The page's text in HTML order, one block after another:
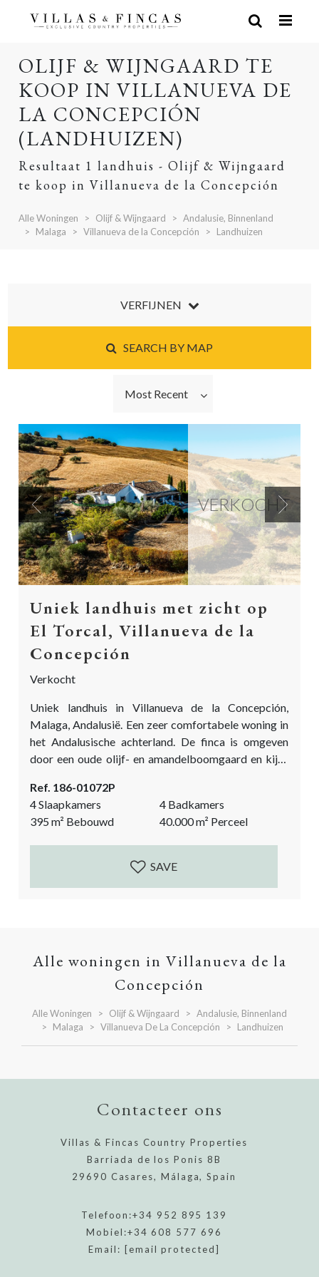
OLIJF & WIJNGAARD TE
KOOP IN VILLANUEVA DE
LA CONCEPCIÓN
(LANDHUIZEN)
Resultaat 1 landhuis - Olijf & Wijngaard
te koop in Villanueva de la Concepción
Alle Woningen Olijf & Wijngaard
Andalusie, Binnenland
Malaga
Villanueva de la Concepción Landhuizen
Most Recent
VERFIJNEN
SEARCH BY MAP
VERKOCHT
Previous Next
Uniek landhuis met zicht op
El Torcal, Villanueva de la
Concepción
Verkocht
Uniek landhuis in Villanueva de la Concepción,
Malaga, Andalusië. Een zeer comfortabele woning in
het Andalusische achterland. De finca is omgeven
door een oude olijf- en amandelboomgaard en kijkt
Het huis is gebouwd in 2007 en er zijn veel
authentieke details toegevoegd om het een echt
Andalusisch gevoel te geven. Antieke houten deuren,
de geplaveide binnenplaats, de hoge balkenplafonds,
Ref. 186-01072P
4 Slaapkamers
4 Badkamers
395m² Bebouwd 40.000m² Perceel
SAVE
Alle woningen in Villanueva de la
Concepción
Alle Woningen Olijf & Wijngaard
Andalusie, Binnenland
Malaga
Villanueva De La Concepción Landhuizen
Contacteer ons
Villas & Fincas Country Properties
Barriada de los Ponis 8B
29690 Casares, Málaga, Spain
Telefoon:+34 952 895 139
Mobiel:+34 608 577 696
Email: [email protected]